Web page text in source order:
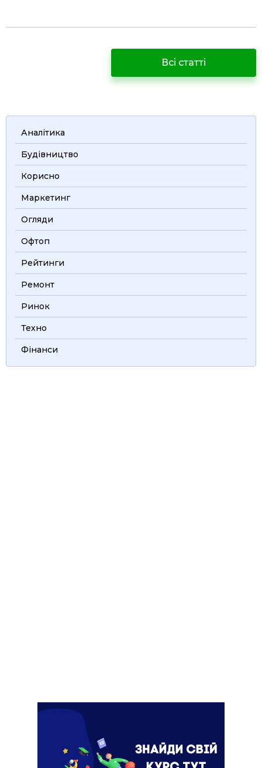
Всі статті
Аналітика
Будівництво
Корисно
Маркетинг
Огляди
Офтоп
Рейтинги
Ремонт
Ринок
Техно
Фінанси